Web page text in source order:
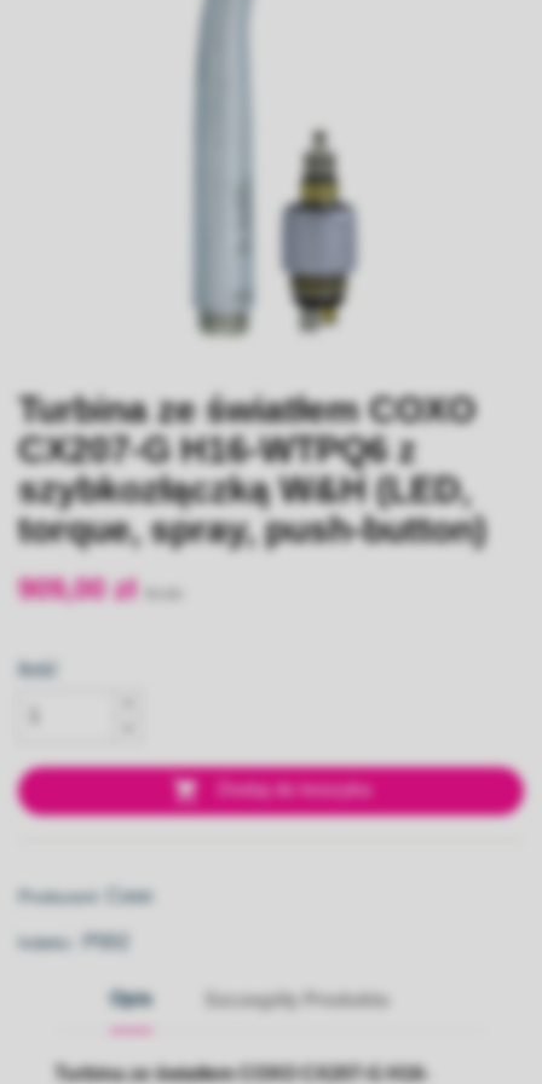
Turbina ze światłem COXO
CX207-G H16-WTPQ6 z
szybkozłączką W&H (LED,
torque, spray, push-button)
909,00 zł
Ilość
 Dodaj do koszyka
Producent: Coxo
Indeks::
Opis Szczegóły Produktu
Turbina ze światłem COXO CX207-G H16-